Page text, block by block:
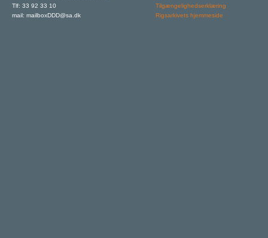
Tlf: 33 92 33 10
mail: mailboxDDD@sa.dk
Tilgængelighedserklæring
Rigsarkivets hjemmeside